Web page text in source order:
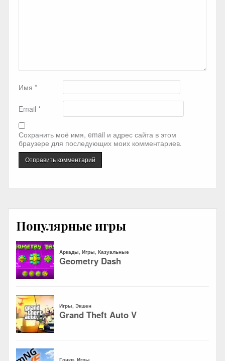
Имя *
Email *
Сохранить моё имя, email и адрес сайта в этом
браузере для последующих моих комментариев.
Популярные игры